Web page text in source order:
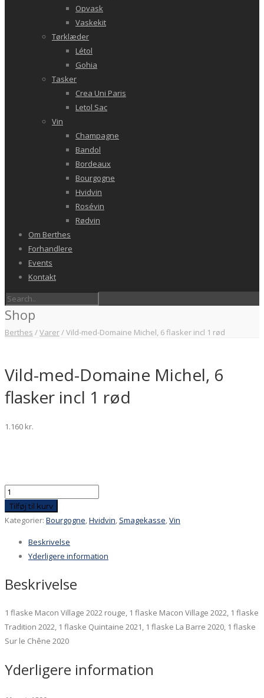
Opvask
Vaskekit
Tørklæder
Létol
Gohia
Tasker
Crea Uni Paris
Letol Sac
Vin
Champagne
Bandol
Bordeaux
Bourgogne
Hvidvin
Rosévin
Rødvin
Om Berthes
Forhandlere
Events
Kontakt
Shop
Berthes /Varer/Vild-med-Domaine Michel, 6 flasker incl 1 rød
Vild-med-Domaine Michel, 6
flasker incl 1 rød
1.160 kr.
Vild-
med-
Domaine
flasker
1
antal
Tilføj til kurv
Kategorier: Bourgogne Hvidvin Smagekasse Vin
Beskrivelse
Yderligere information
Beskrivelse
1 flaske Macon Village 2022 rouge, 1 flaske Macon Village 2022, 1 flaske
Tradition 2022, 1 flaske Quintaine 2021, 1 flaske La Barre 2020, 1 flaske
Sur le Chêne 2020
Yderligere information